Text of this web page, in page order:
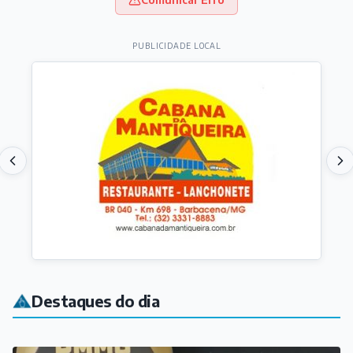
PUBLICIDADE LOCAL
Destaques do dia